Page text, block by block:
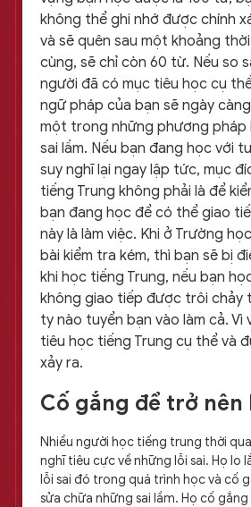
không thể ghi nhớ được chính
và sẽ quên sau một khoảng
cùng, sẽ chỉ còn 60 từ. Nếu so
người đã có mục tiêu học cụ
ngữ pháp của bạn sẽ ngày
một trong những phương pháp
sai lầm. Nếu bạn đang học với
suy nghĩ lại ngay lập tức, mục
tiếng Trung không phải là để
bạn đang học để có thể giao
này là làm việc. Khi ở Trường
bài kiểm tra kém, thì bạn sẽ bị
khi học tiếng Trung, nếu bạn
không giao tiếp được trôi chảy
ty nào tuyển bạn vào làm cả. Vì
tiêu học tiếng Trung cụ thể và
xảy ra.
Cố gắng để trở nên
Nhiều người học tiếng trung thời
nghĩ tiêu cực về những lỗi sai. Họ lo
lỗi sai đó trong quá trình học và cố
sửa chữa những sai lầm. Họ cố